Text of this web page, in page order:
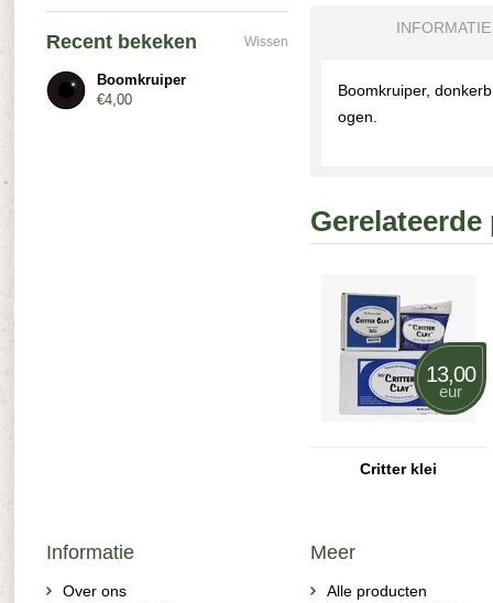
INFORMATIE
Boomkruiper,
ogen.
13,00
eur
Critter klei
Recent bekeken Wissen
Boomkruiper
€4,00
Informatie
Over ons
Meer
Alle producten